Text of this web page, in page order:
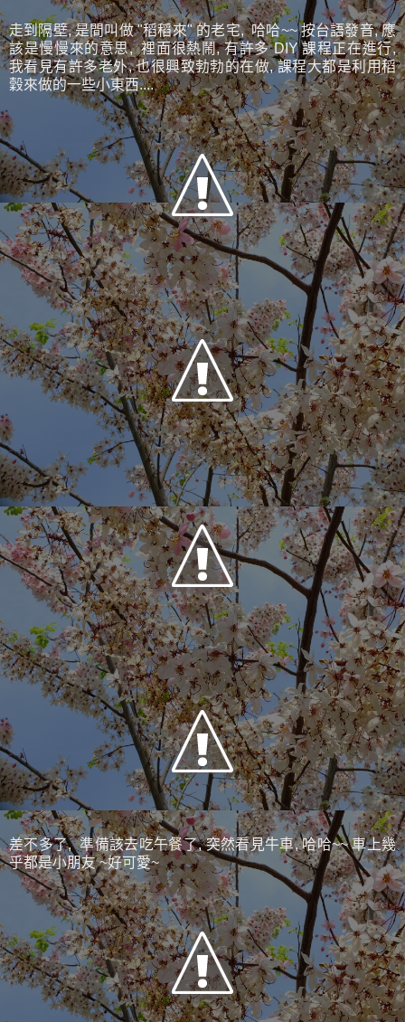
走到隔壁, 是間叫做 "稻稻來" 的老宅, 哈哈~~ 按台語發音, 應
該是慢慢來的意思, 裡面很熱鬧, 有許多 DIY 課程正在進行,
我看見有許多老外, 也很興致勃勃的在做, 課程大都是利用稻
穀來做的一些小東西....
差不多了, 準備該去吃午餐了, 突然看見牛車, 哈哈~~ 車上幾
乎都是小朋友 ~好可愛~